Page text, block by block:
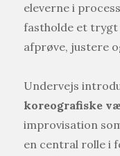
eleverne i
fastholde et
afprøve, justere
Undervejs
koreografiske
improvisation
en central rolle i